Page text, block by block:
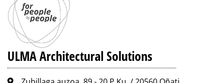
ULMA Architectural Solutions